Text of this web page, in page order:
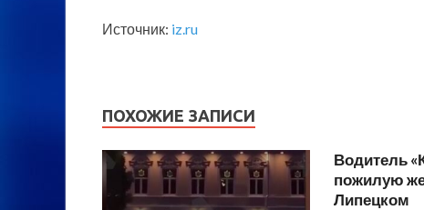
Источник: iz.ru
ПОХОЖИЕ ЗАПИСИ
Водитель
пожилую
Липецком